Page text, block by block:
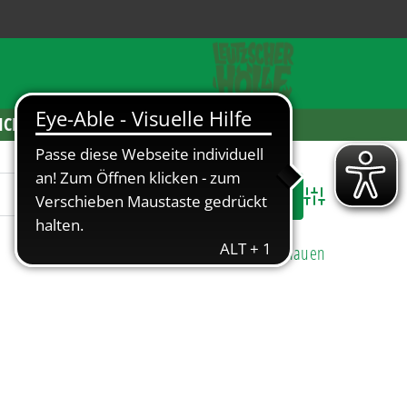
Advanced Search
Alle Einträge anschauen